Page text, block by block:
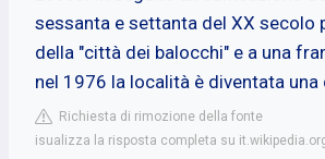
sessanta e settanta del XX secolo
della "città dei balocchi" e a una
nel 1976 la località è diventata
Richiesta di rimozione della fonte
isualizza la risposta completa su